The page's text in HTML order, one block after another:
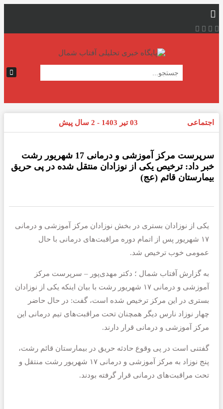
اجتماعی 03 تیر 1403 - 2 سال پیش
سرپرست مرکز آموزشی و درمانی 17 شهریور رشت
خبر داد: ترخیص یکی از نوزادان منتقل شده در پی حریق
بیمارستان قائم (عج)
یکی از نوزادان بستری در بخش نوزادان مرکز آموزشی و درمانی
۱۷ شهریور پس از اتمام دوره مراقبت‌های درمانی با حال
عمومی خوب ترخیص شد.
به گزارش آفتاب شمال ؛ دکتر مهدی‌پور – سرپرست مرکز
آموزشی و درمانی ۱۷ شهریور رشت با بیان اینکه یکی از نوزادان
بستری در این مرکز ترخیص شده است، گفت: در حال حاضر
چهار نوزاد نارس دیگر همچنان تحت مراقبت‌های تیم درمانی این
مرکز آموزشی و درمانی قرار دارند.
گفتنی است در پی وقوع حادثه حریق در بیمارستان قائم رشت،
پنج نوزاد به مرکز آموزشی و درمانی ۱۷ شهریور رشت منتقل و
تحت مراقبت‌های درمانی قرار گرفته بودند.